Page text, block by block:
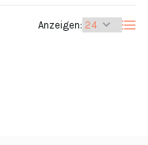
Anzeigen: